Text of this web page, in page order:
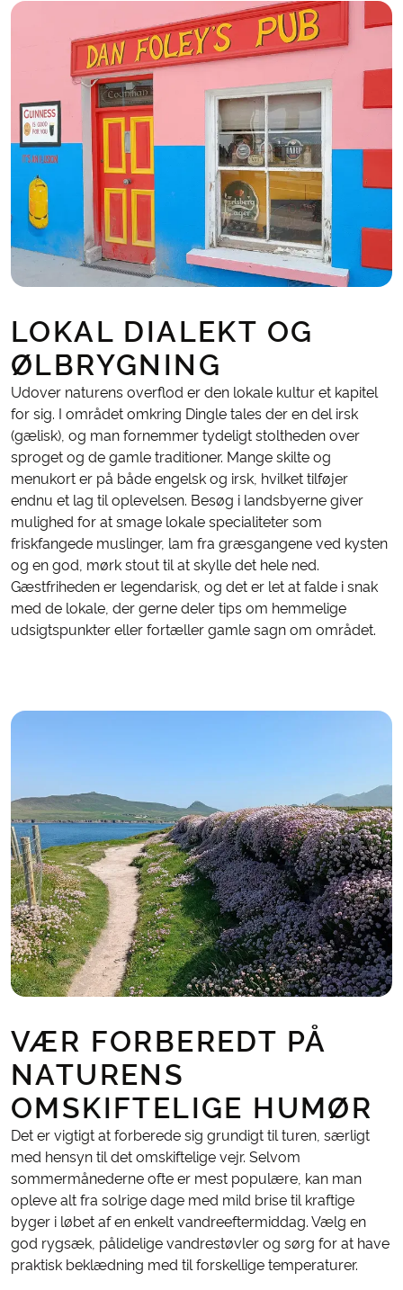
LOKAL DIALEKT OG
ØLBRYGNING
Udover naturens overflod er den lokale kultur et kapitel
for sig. I området omkring Dingle tales der en del irsk
(gælisk), og man fornemmer tydeligt stoltheden over
sproget og de gamle traditioner. Mange skilte og
menukort er på både engelsk og irsk, hvilket tilføjer
endnu et lag til oplevelsen. Besøg i landsbyerne giver
mulighed for at smage lokale specialiteter som
friskfangede muslinger, lam fra græsgangene ved kysten
og en god, mørk stout til at skylle det hele ned.
Gæstfriheden er legendarisk, og det er let at falde i snak
med de lokale, der gerne deler tips om hemmelige
udsigtspunkter eller fortæller gamle sagn om området.
VÆR FORBEREDT PÅ
NATURENS
OMSKIFTELIGE HUMØR
Det er vigtigt at forberede sig grundigt til turen, særligt
med hensyn til det omskiftelige vejr. Selvom
sommermånederne ofte er mest populære, kan man
opleve alt fra solrige dage med mild brise til kraftige
byger i løbet af en enkelt vandreeftermiddag. Vælg en
god rygsæk, pålidelige vandrestøvler og sørg for at have
praktisk beklædning med til forskellige temperaturer.